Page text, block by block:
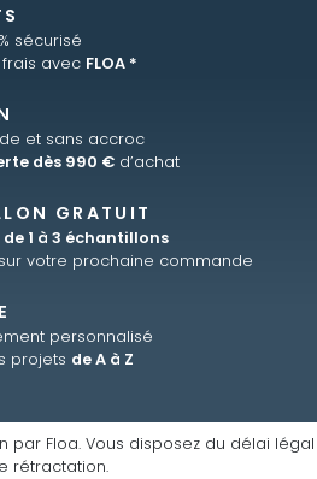
sécurisé
frais avec FLOA *
et sans accroc
dès 990 € d’achat
GRATUIT
de 1 à 3 échantillons
votre prochaine commande
personnalisé
projets de A à Z
par Floa. Vous disposez du délai légal
rétractation.